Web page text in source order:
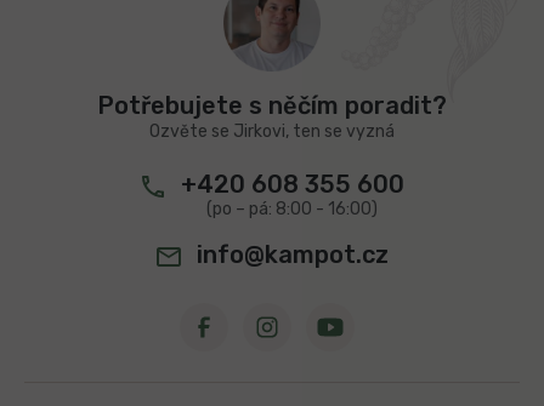
Potřebujete s něčím poradit?
Ozvěte se Jirkovi, ten se vyzná
+420 608 355 600
info@kampot.cz